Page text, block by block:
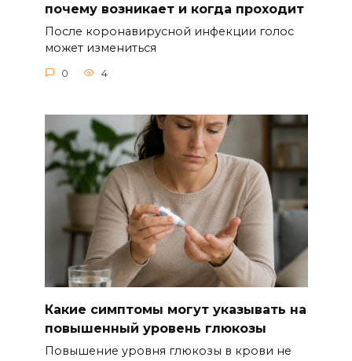
почему возникает и когда проходит
После коронавирусной инфекции голос
может измениться
0 4
Какие симптомы могут указывать на
повышенный уровень глюкозы
Повышение уровня глюкозы в крови не